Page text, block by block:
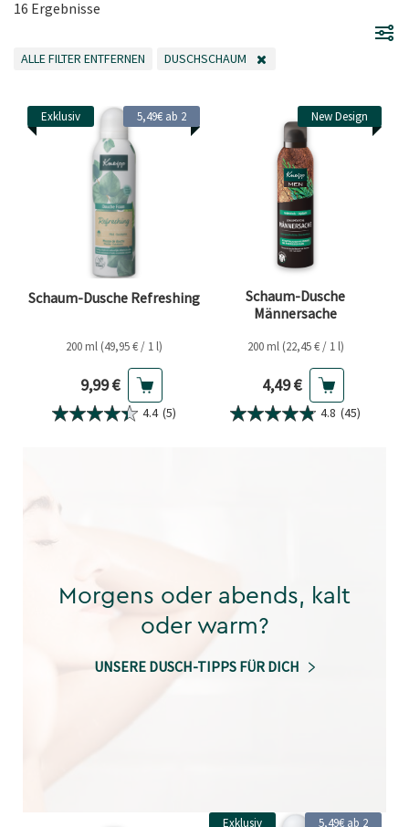
16 Ergebnisse
ALLE FILTER ENTFERNEN
DUSCHSCHAUM
5,49€ ab 2
Exklusiv
Schaum-Dusche Refreshing
200 ml (49,95 € / 1 l)
Aktueller Preis
9,99 €
4.4 (5)
New Design
Schaum-Dusche
Männersache
200 ml (22,45 € / 1 l)
Aktueller Preis
4,49 €
4.8 (45)
Morgens oder abends, kalt
oder warm?
UNSERE DUSCH-TIPPS FÜR DICH
5,49€ ab 2
Exklusiv